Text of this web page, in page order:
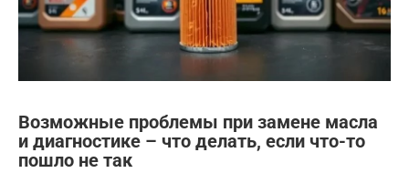
Возможные проблемы при замене масла
и диагностике – что делать, если что-то
пошло не так